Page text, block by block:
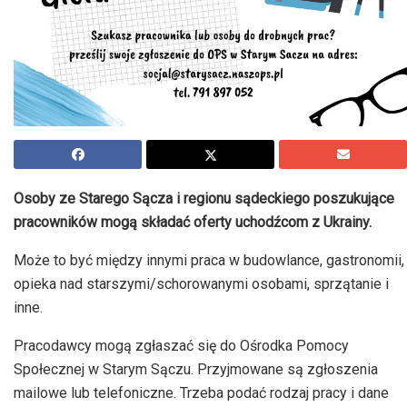
Osoby ze Starego Sącza i regionu sądeckiego poszukujące
pracowników mogą składać oferty uchodźcom z Ukrainy.
Może to być między innymi praca w budowlance, gastronomii,
opieka nad starszymi/schorowanymi osobami, sprzątanie i
inne.
Pracodawcy mogą zgłaszać się do Ośrodka Pomocy
Społecznej w Starym Sączu. Przyjmowane są zgłoszenia
mailowe lub telefoniczne. Trzeba podać rodzaj pracy i dane